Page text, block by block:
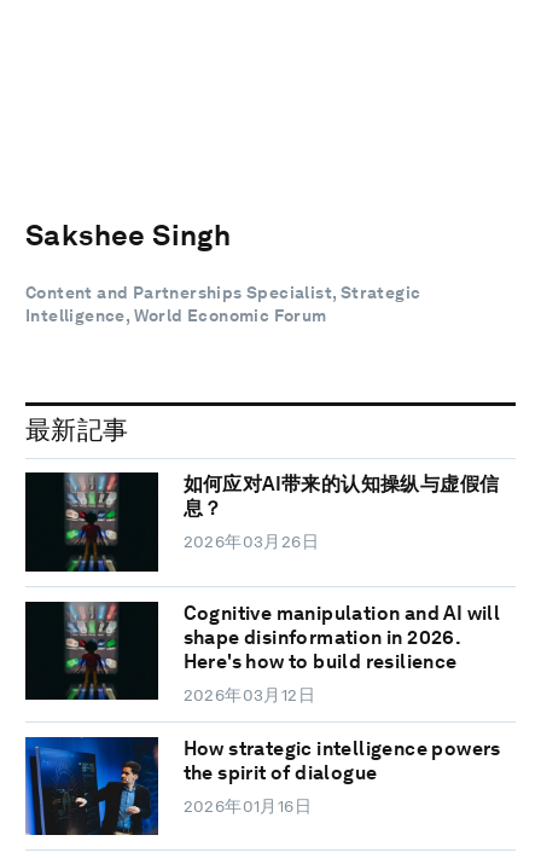
Sakshee Singh
Content and Partnerships Specialist, Strategic
Intelligence, World Economic Forum
最新記事
如何应对AI带来的认知操纵与虚假信
息？
2026年03月26日
Cognitive manipulation and AI will
shape disinformation in 2026.
Here's how to build resilience
2026年03月12日
How strategic intelligence powers
the spirit of dialogue
2026年01月16日